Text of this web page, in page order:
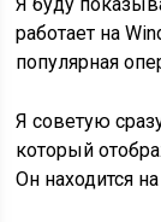
работает на
популярная
Я советую
который
Он находится